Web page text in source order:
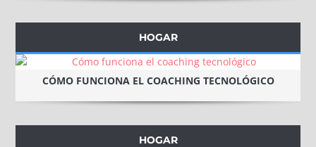
HOGAR
CÓMO FUNCIONA EL COACHING TECNOLÓGICO
HOGAR